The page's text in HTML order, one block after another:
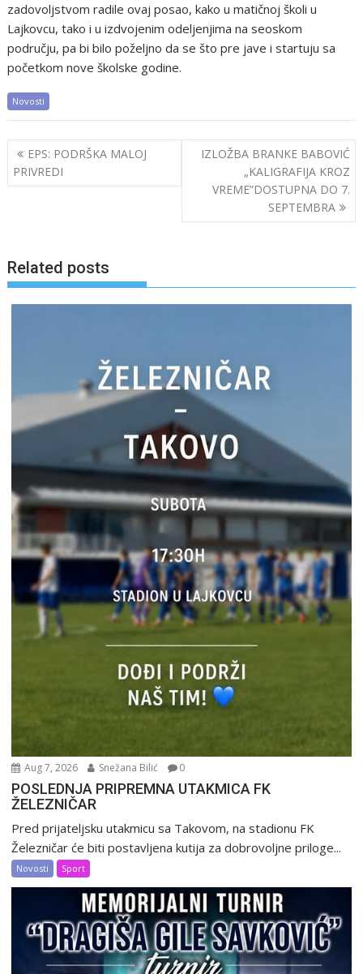
zadovoljstvom radile ovaj posao, kako u matičnoj školi u
Lajkovcu, tako i u izdvojenim odeljenjima na seoskom
području, pa bi bilo poželjno da se što pre jave i startuju sa
početkom nove školske godine.
Novosti
Post
navigation
EPS: PODRŠKA MALOJ
PRIVREDI
IZLOŽBA BRANKE BABOVIĆ
„KALIGRAFIJA KROZ
VREME”DOSTUPNA DO 7.
SEPTEMBRA
Related posts
Aug 7, 2026 Snežana Bilić 0
POSLEDNJA PRIPREMNA UTAKMICA FK
ŽELEZNIČAR
Pred prijateljsku utakmicu sa Takovom, na stadionu FK
Železničar će biti postavljena kutija za dobrovoljne priloge...
Novosti Sport